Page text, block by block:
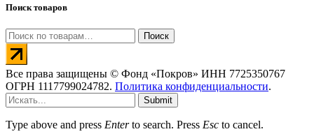
Поиск товаров
Искать: Поиск
Все права защищены © Фонд «Покров» ИНН 7725350767
ОГРН 1117799024782. Политика конфиденциальности.
Submit
Type above and press Enterto search. Press Esc to cancel.